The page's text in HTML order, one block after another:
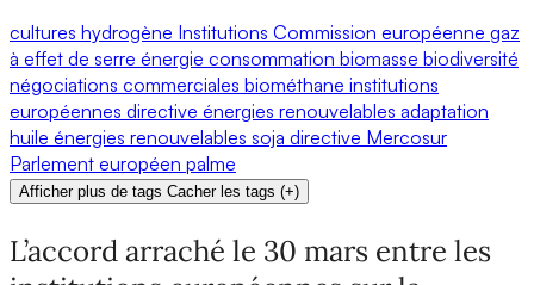
cultures hydrogène Institutions Commission européenne gaz
à effet de serre énergie consommation biomasse biodiversité
négociations commerciales biométhane institutions
européennes directive énergies renouvelables adaptation
huile énergies renouvelables soja directive Mercosur
Parlement européen palme
Afficher plus de tags Cacher les tags (+)
L’accord arraché le 30 mars entre les